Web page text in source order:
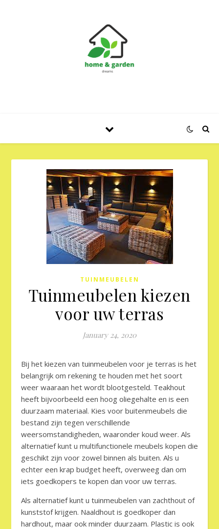
TUINMEUBELEN
Tuinmeubelen kiezen
voor uw terras
January 24, 2020
Bij het kiezen van tuinmeubelen voor je terras is het
belangrijk om rekening te houden met het soort
weer waaraan het wordt blootgesteld. Teakhout
heeft bijvoorbeeld een hoog oliegehalte en is een
duurzaam materiaal. Kies voor buitenmeubels die
bestand zijn tegen verschillende
weersomstandigheden, waaronder koud weer. Als
alternatief kunt u multifunctionele meubels kopen die
geschikt zijn voor zowel binnen als buiten. Als u
echter een krap budget heeft, overweeg dan om
iets goedkopers te kopen dan voor uw terras.
Als alternatief kunt u tuinmeubelen van zachthout of
kunststof krijgen. Naaldhout is goedkoper dan
hardhout, maar ook minder duurzaam. Plastic is ook